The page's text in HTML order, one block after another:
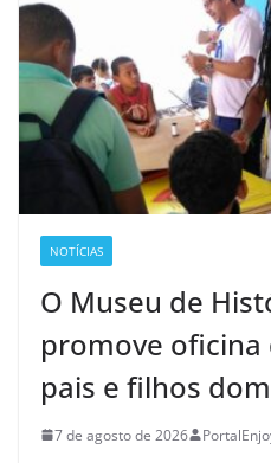
NOTÍCIAS
O Museu de
promove oficina
pais e filhos
7 de agosto de 2026